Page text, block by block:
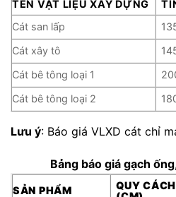
TÊN VẬT LIỆU XÂY DỰNG
Cát san lấp
Cát xây tô
Cát bê tông loại 1
Cát bê tông loại 2
Lưu ý: Báo giá VLXD cát chỉ
Bảng báo giá gạch
SẢN PHẨM
QUY CÁCH